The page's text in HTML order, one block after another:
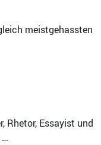
meistgehassten
Rhetor, Essayist und
…